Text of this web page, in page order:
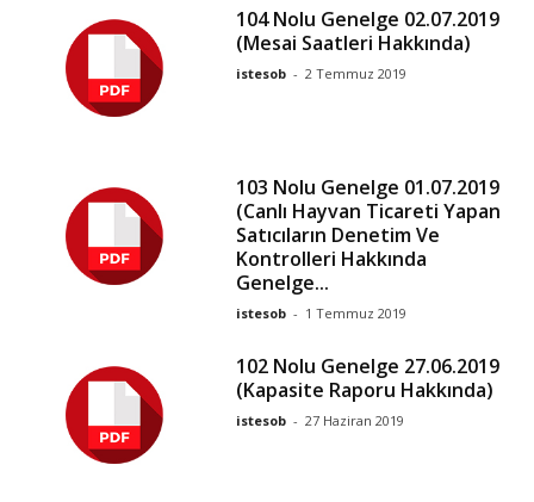
104 Nolu Genelge 02.07.2019
(Mesai Saatleri Hakkında)
istesob - 2 Temmuz 2019
103 Nolu Genelge 01.07.2019
(Canlı Hayvan Ticareti Yapan
Satıcıların Denetim Ve
Kontrolleri Hakkında
Genelge...
istesob - 1 Temmuz 2019
102 Nolu Genelge 27.06.2019
(Kapasite Raporu Hakkında)
istesob - 27 Haziran 2019